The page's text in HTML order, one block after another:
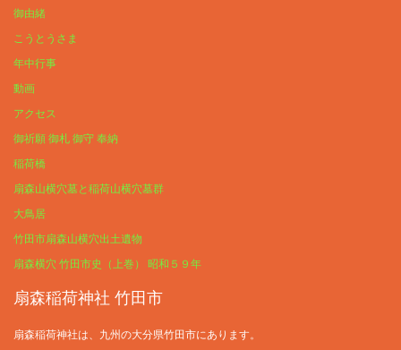
御由緒
こうとうさま
年中行事
動画
アクセス
御祈願 御札 御守 奉納
稲荷橋
扇森山横穴墓と稲荷山横穴墓群
大鳥居
竹田市扇森山横穴出土遺物
扇森横穴 竹田市史（上巻） 昭和５９年
扇森稲荷神社 竹田市
扇森稲荷神社は、九州の大分県竹田市にあります。